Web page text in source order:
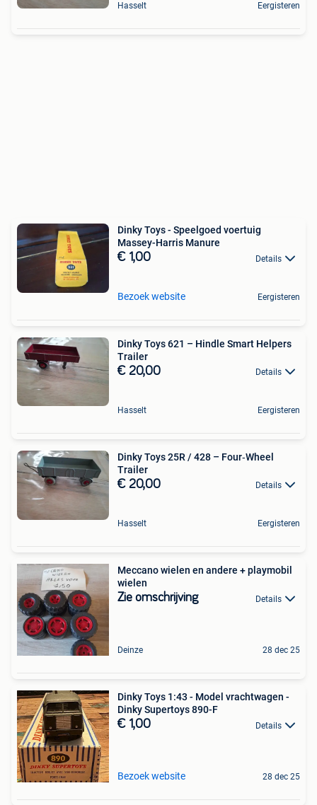
Hasselt Eergisteren
Dinky Toys - Speelgoed voertuig
Massey-Harris Manure
€ 1,00 Details
Bezoek website Eergisteren
Dinky Toys 621 – Hindle Smart Helpers
Trailer
€ 20,00 Details
Hasselt Eergisteren
Dinky Toys 25R / 428 – Four‑Wheel
Trailer
€ 20,00 Details
Hasselt Eergisteren
Meccano wielen en andere + playmobil
wielen
Zie omschrijving Details
Deinze 28 dec 25
Dinky Toys 1:43 - Model vrachtwagen -
Dinky Supertoys 890-F
€ 1,00 Details
Bezoek website 28 dec 25